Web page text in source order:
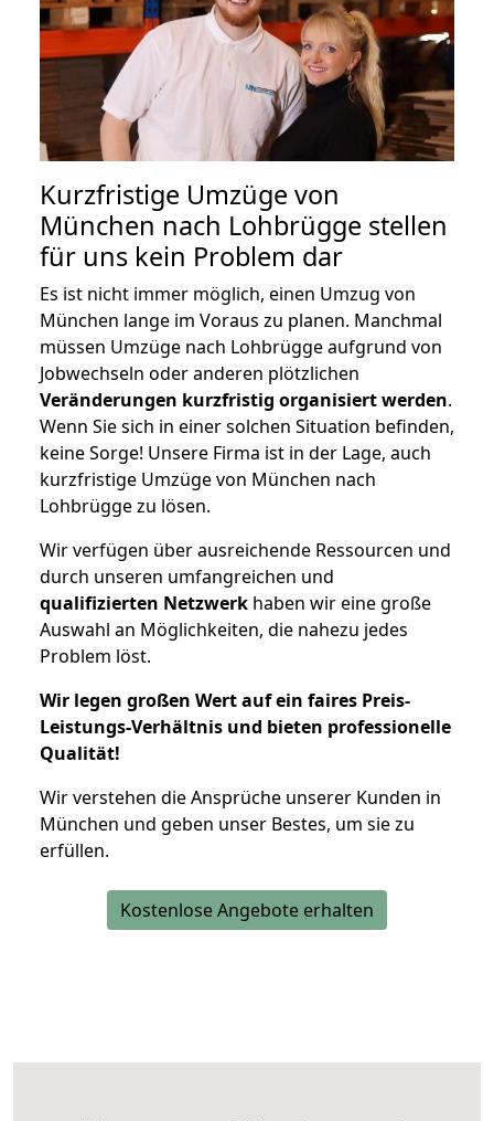
Kurzfristige Umzüge von
München nach Lohbrügge stellen
für uns kein Problem dar
Es ist nicht immer möglich, einen Umzug von
München lange im Voraus zu planen. Manchmal
müssen Umzüge nach Lohbrügge aufgrund von
Jobwechseln oder anderen plötzlichen
Veränderungen kurzfristig organisiert werden.
Wenn Sie sich in einer solchen Situation befinden,
keine Sorge! Unsere Firma ist in der Lage, auch
kurzfristige Umzüge von München nach
Lohbrügge zu lösen.
Wir verfügen über ausreichende Ressourcen und
durch unseren umfangreichen und
qualifizierten Netzwerk haben wir eine große
Auswahl an Möglichkeiten, die nahezu jedes
Problem löst.
Wir legen großen Wert auf ein faires Preis-
Leistungs-Verhältnis und bieten professionelle
Qualität!
Wir verstehen die Ansprüche unserer Kunden in
München und geben unser Bestes, um sie zu
erfüllen.
Kostenlose Angebote erhalten